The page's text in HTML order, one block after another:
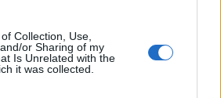
Collection, Use,
or Sharing of my
Is Unrelated with the
it was collected.
Το "The 2Night
10 χρόνια και επιστρέφει
πρόγραμμα του ΑΝΤ1
X